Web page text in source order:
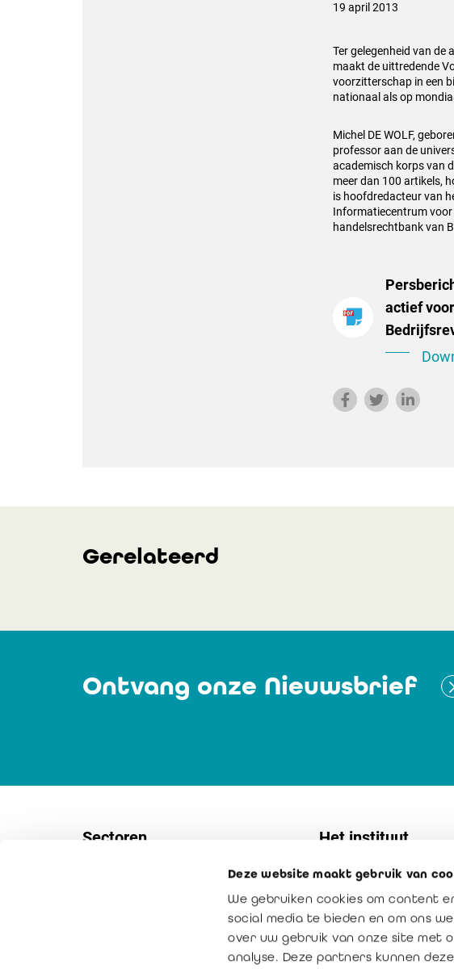
Deze website maakt gebruik van
We gebruiken cookies om content
social media te bieden en om ons
over uw gebruik van onze site met
analyse. Deze partners kunnen
19 april 2013
Ter gelegenheid van de
maakt de uittredende
voorzitterschap in een
nationaal als op
Michel DE WOLF,
professor aan de
academisch korps van
meer dan 100 artikels,
is hoofdredacteur van
Informatiecentrum voor
handelsrechtbank van
actief
Gerelateerd
Ontvang onze Nieuwsbrief
Sectoren Het instituut
Contact
Onze missie:
Toegevoegde waarde